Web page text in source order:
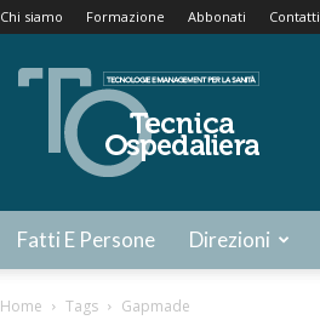
Chi siamo Formazione Abbonati Contatti
Tecnica
Ospedaliera
Fatti E Persone Direzioni
Home Tags Gapmade